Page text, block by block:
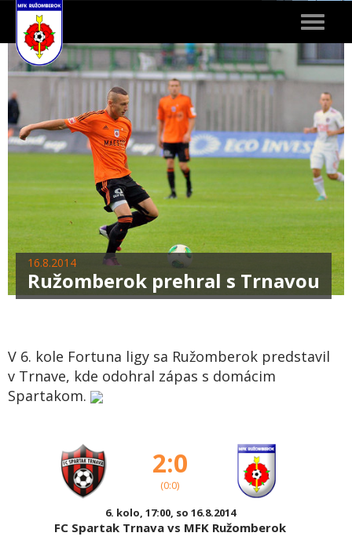
Toggle
16.8.2014
Ružomberok prehral s Trnavou
V 6. kole Fortuna ligy sa Ružomberok predstavil
v Trnave, kde odohral zápas s domácim
Spartakom.
2:0
(0:0)
6. kolo, 17:00, so 16.8.2014
FC Spartak Trnava vs MFK Ružomberok